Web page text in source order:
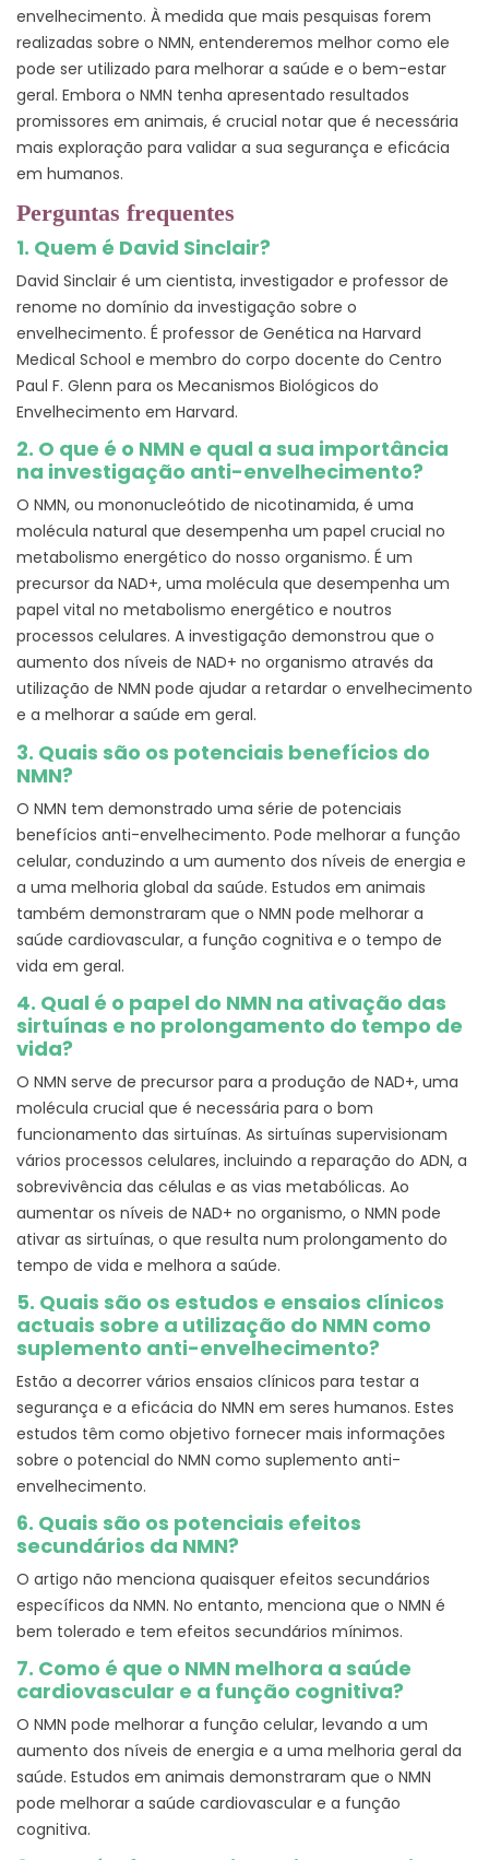
envelhecimento. À medida que mais pesquisas forem
realizadas sobre o NMN, entenderemos melhor como ele
pode ser utilizado para melhorar a saúde e o bem-estar
geral. Embora o NMN tenha apresentado resultados
promissores em animais, é crucial notar que é necessária
mais exploração para validar a sua segurança e eficácia
em humanos.
Perguntas frequentes
1. Quem é David Sinclair?
David Sinclair é um cientista, investigador e professor de
renome no domínio da investigação sobre o
envelhecimento. É professor de Genética na Harvard
Medical School e membro do corpo docente do Centro
Paul F. Glenn para os Mecanismos Biológicos do
Envelhecimento em Harvard.
2. O que é o NMN e qual a sua importância
na investigação anti-envelhecimento?
O NMN, ou mononucleótido de nicotinamida, é uma
molécula natural que desempenha um papel crucial no
metabolismo energético do nosso organismo. É um
precursor da NAD+, uma molécula que desempenha um
papel vital no metabolismo energético e noutros
processos celulares. A investigação demonstrou que o
aumento dos níveis de NAD+ no organismo através da
utilização de NMN pode ajudar a retardar o envelhecimento
e a melhorar a saúde em geral.
3. Quais são os potenciais benefícios do
NMN?
O NMN tem demonstrado uma série de potenciais
benefícios anti-envelhecimento. Pode melhorar a função
celular, conduzindo a um aumento dos níveis de energia e
a uma melhoria global da saúde. Estudos em animais
também demonstraram que o NMN pode melhorar a
saúde cardiovascular, a função cognitiva e o tempo de
vida em geral.
4. Qual é o papel do NMN na ativação das
sirtuínas e no prolongamento do tempo de
vida?
O NMN serve de precursor para a produção de NAD+, uma
molécula crucial que é necessária para o bom
funcionamento das sirtuínas. As sirtuínas supervisionam
vários processos celulares, incluindo a reparação do ADN, a
sobrevivência das células e as vias metabólicas. Ao
aumentar os níveis de NAD+ no organismo, o NMN pode
ativar as sirtuínas, o que resulta num prolongamento do
tempo de vida e melhora a saúde.
5. Quais são os estudos e ensaios clínicos
actuais sobre a utilização do NMN como
suplemento anti-envelhecimento?
Estão a decorrer vários ensaios clínicos para testar a
segurança e a eficácia do NMN em seres humanos. Estes
estudos têm como objetivo fornecer mais informações
sobre o potencial do NMN como suplemento anti-
envelhecimento.
6. Quais são os potenciais efeitos
secundários da NMN?
O artigo não menciona quaisquer efeitos secundários
específicos da NMN. No entanto, menciona que o NMN é
bem tolerado e tem efeitos secundários mínimos.
7. Como é que o NMN melhora a saúde
cardiovascular e a função cognitiva?
O NMN pode melhorar a função celular, levando a um
aumento dos níveis de energia e a uma melhoria geral da
saúde. Estudos em animais demonstraram que o NMN
pode melhorar a saúde cardiovascular e a função
cognitiva.